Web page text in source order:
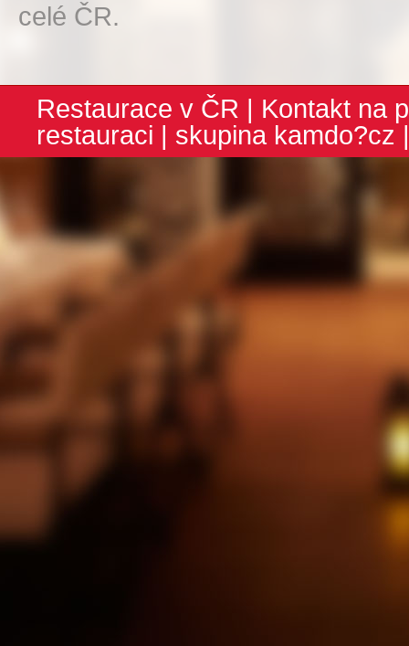
celé ČR.
Restaurace v ČR | Kontakt na
restauraci | skupina kamdo?cz |